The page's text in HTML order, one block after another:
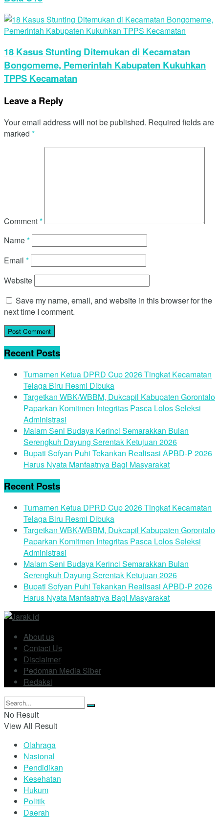
18 Kasus Stunting Ditemukan di Kecamatan
Bongomeme, Pemerintah Kabupaten Kukuhkan
TPPS Kecamatan
Leave a Reply
Your email address will not be published. Required fields are
marked *
Comment*
Name*
Email *
Website
Save my name, email, and website in this browser for the
next time I comment.
Recent Posts
Turnamen Ketua DPRD Cup 2026 Tingkat Kecamatan
Telaga Biru Resmi Dibuka
Targetkan WBK/WBBM, Dukcapil Kabupaten Gorontalo
Paparkan Komitmen Integritas Pasca Lolos Seleksi
Administrasi
Malam Seni Budaya Kerinci Semarakkan Bulan
Serengkuh Dayung Serentak Ketujuan 2026
Bupati Sofyan Puhi Tekankan Realisasi APBD-P 2026
Harus Nyata Manfaatnya Bagi Masyarakat
Recent Posts
Turnamen Ketua DPRD Cup 2026 Tingkat Kecamatan
Telaga Biru Resmi Dibuka
Targetkan WBK/WBBM, Dukcapil Kabupaten Gorontalo
Paparkan Komitmen Integritas Pasca Lolos Seleksi
Administrasi
Malam Seni Budaya Kerinci Semarakkan Bulan
Serengkuh Dayung Serentak Ketujuan 2026
Bupati Sofyan Puhi Tekankan Realisasi APBD-P 2026
Harus Nyata Manfaatnya Bagi Masyarakat
About us
Contact Us
Disclaimer
Pedoman Media Siber
Redaksi
No Result
View All Result
Olahraga
Nasional
Pendidikan
Kesehatan
Hukum
Politik
Daerah